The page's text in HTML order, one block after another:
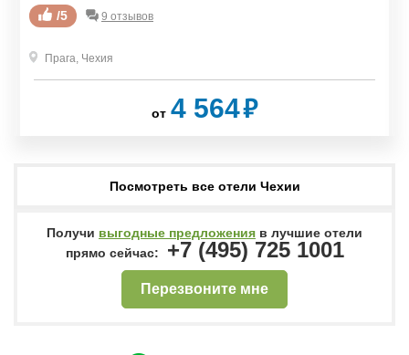
/5 9 отзывов
Прага, Чехия
от 4 564₽
Посмотреть все отели Чехии
Получи выгодные предложения в лучшие отели
прямо сейчас:
+7 (495) 725 1001
Перезвоните мне